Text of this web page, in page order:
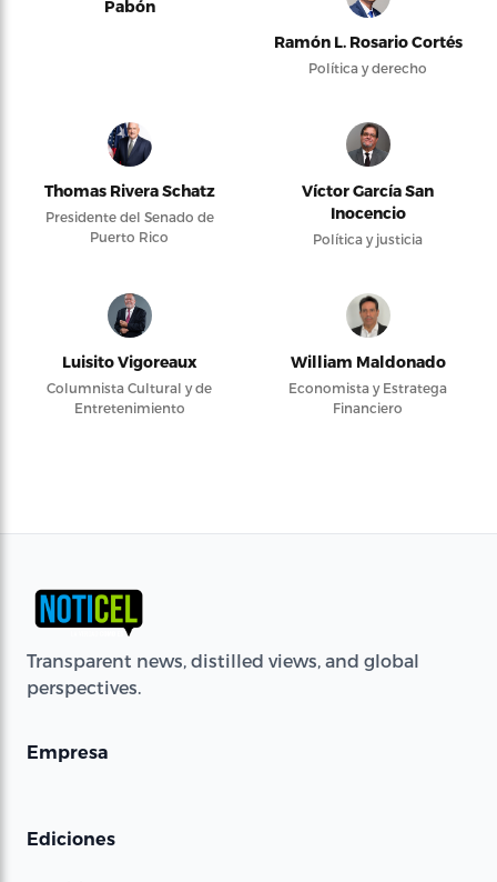
Pabón
Ramón L. Rosario Cortés
Política y derecho
Thomas Rivera Schatz
Presidente del Senado de
Puerto Rico
Víctor García San
Inocencio
Política y justicia
Luisito Vigoreaux
Columnista Cultural y de
Entretenimiento
William Maldonado
Economista y Estratega
Financiero
Transparent news, distilled views, and global
perspectives.
Empresa
Ediciones